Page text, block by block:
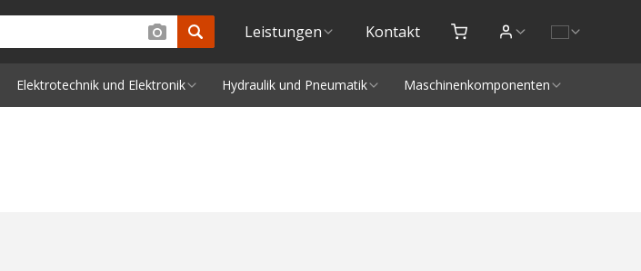
Leistungen Kontakt
Elektrotechnik und Elektronik Hydraulik und Pneumatik Maschinenkomponenten